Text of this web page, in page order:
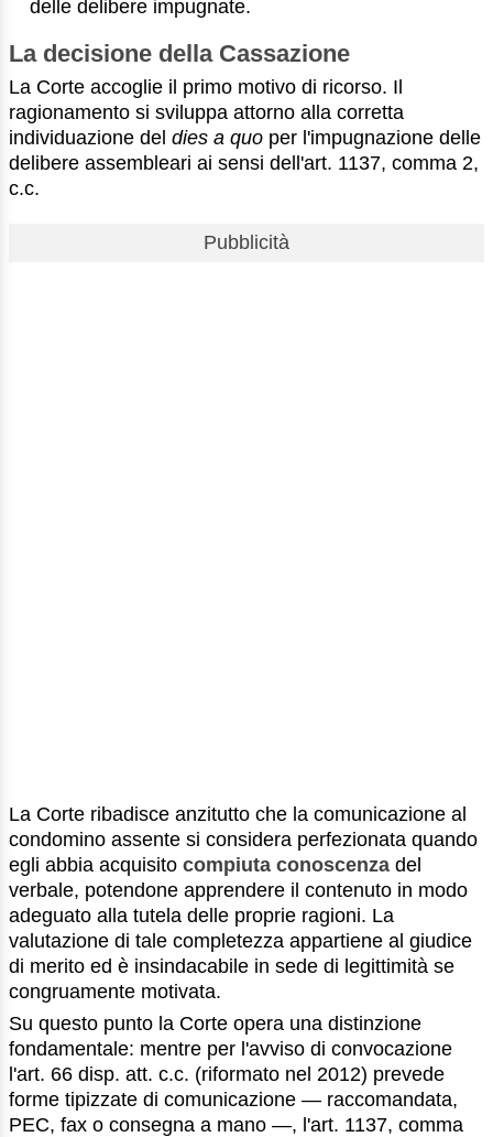
delle delibere impugnate.
La decisione della Cassazione
La Corte accoglie il primo motivo di ricorso. Il
ragionamento si sviluppa attorno alla corretta
individuazione del dies a quo per l'impugnazione delle
delibere assembleari ai sensi dell'art. 1137, comma 2,
c.c.
Pubblicità
La Corte ribadisce anzitutto che la comunicazione al
condomino assente si considera perfezionata quando
egli abbia acquisito compiuta conoscenza del
verbale, potendone apprendere il contenuto in modo
adeguato alla tutela delle proprie ragioni. La
valutazione di tale completezza appartiene al giudice
di merito ed è insindacabile in sede di legittimità se
congruamente motivata.
Su questo punto la Corte opera una distinzione
fondamentale: mentre per l'avviso di convocazione
l'art. 66 disp. att. c.c. (riformato nel 2012) prevede
forme tipizzate di comunicazione — raccomandata,
PEC, fax o consegna a mano —, l'art. 1137, comma